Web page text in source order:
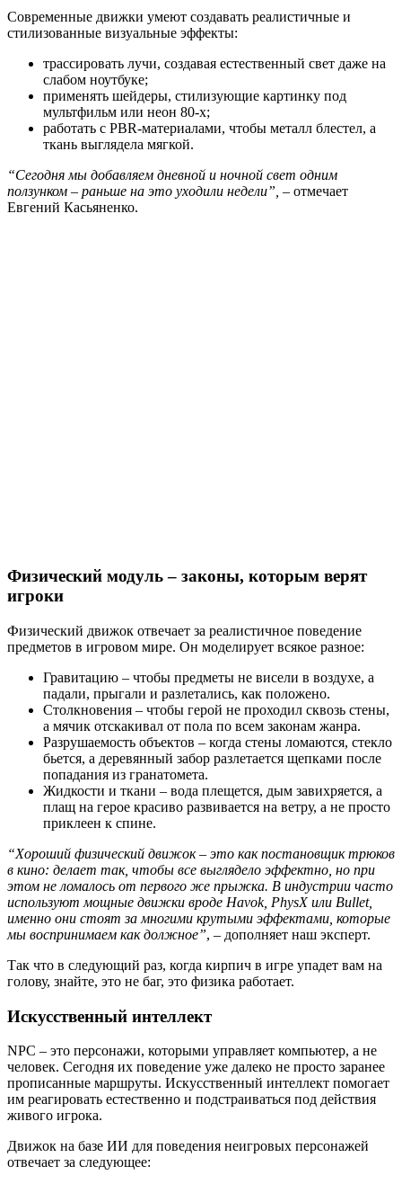
Современные движки умеют создавать реалистичные и
стилизованные визуальные эффекты:
трассировать лучи, создавая естественный свет даже на
слабом ноутбуке;
применять шейдеры, стилизующие картинку под
мультфильм или неон 80-х;
работать с PBR-материалами, чтобы металл блестел, а
ткань выглядела мягкой.
“Сегодня мы добавляем дневной и ночной свет одним
ползунком – раньше на это уходили недели”, – отмечает
Евгений Касьяненко.
Физический модуль – законы, которым верят
игроки
Физический движок отвечает за реалистичное поведение
предметов в игровом мире. Он моделирует всякое разное:
Гравитацию – чтобы предметы не висели в воздухе, а
падали, прыгали и разлетались, как положено.
Столкновения – чтобы герой не проходил сквозь стены,
а мячик отскакивал от пола по всем законам жанра.
Разрушаемость объектов – когда стены ломаются, стекло
бьется, а деревянный забор разлетается щепками после
попадания из гранатомета.
Жидкости и ткани – вода плещется, дым завихряется, а
плащ на герое красиво развивается на ветру, а не просто
приклеен к спине.
“Хороший физический движок – это как постановщик трюков
в кино: делает так, чтобы все выглядело эффектно, но при
этом не ломалось от первого же прыжка. В индустрии часто
используют мощные движки вроде Havok, PhysX или Bullet,
именно они стоят за многими крутыми эффектами, которые
мы воспринимаем как должное”, – дополняет наш эксперт.
Так что в следующий раз, когда кирпич в игре упадет вам на
голову, знайте, это не баг, это физика работает.
Искусственный интеллект
NPC – это персонажи, которыми управляет компьютер, а не
человек. Сегодня их поведение уже далеко не просто заранее
прописанные маршруты. Искусственный интеллект помогает
им реагировать естественно и подстраиваться под действия
живого игрока.
Движок на базе ИИ для поведения неигровых персонажей
отвечает за следующее: